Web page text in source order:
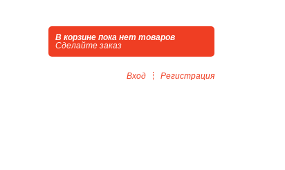
В корзине пока нет товаров
Сделайте заказ
Вход Регистрация